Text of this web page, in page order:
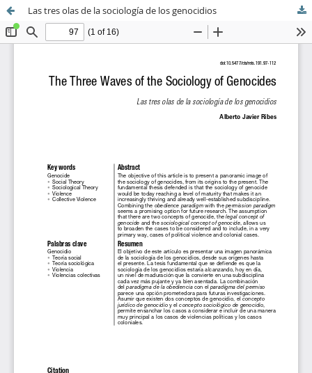
Las tres olas de la sociología de los genocidios